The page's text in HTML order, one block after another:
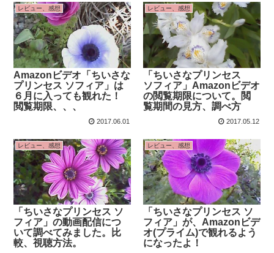
レビュー、感想
Amazonビデオ「ちいさな
プリンセス ソフィア」は
６月に入っても観れた！
閲覧期限、、、
2017.06.01
レビュー、感想
「ちいさなプリンセス
ソフィア」Amazonビデオ
の閲覧期限について。閲
覧期間の見方、調べ方
2017.05.12
レビュー、感想
「ちいさなプリンセス ソ
フィア」の動画配信につ
いて調べてみました。比
較、視聴方法。
レビュー、感想
「ちいさなプリンセス ソ
フィア」が、Amazonビデ
オ(プライム)で観れるよう
になったよ！